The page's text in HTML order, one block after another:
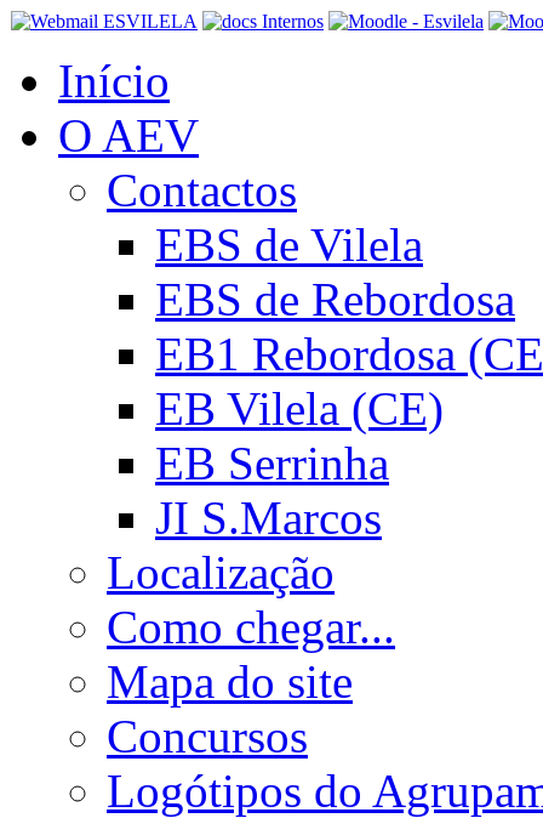
Início
O AEV
Contactos
EBS de Vilela
EBS de Rebordosa
EB1 Rebordosa
EB Vilela (CE)
EB Serrinha
JI S.Marcos
Localização
Como chegar...
Mapa do site
Concursos
Logótipos do